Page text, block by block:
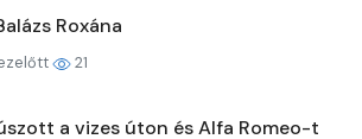
Roxána
21
a vizes úton és Alfa Romeo-t